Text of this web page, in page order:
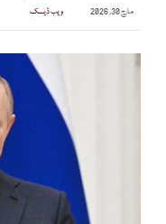
مارچ 30, 2026 ویب ڈیسک